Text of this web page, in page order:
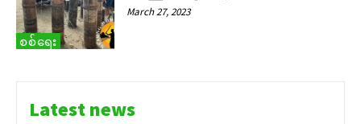
စစ်ရေး
March 27, 2023
Latest news